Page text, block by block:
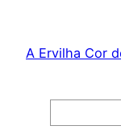
content
A Ervilha Cor